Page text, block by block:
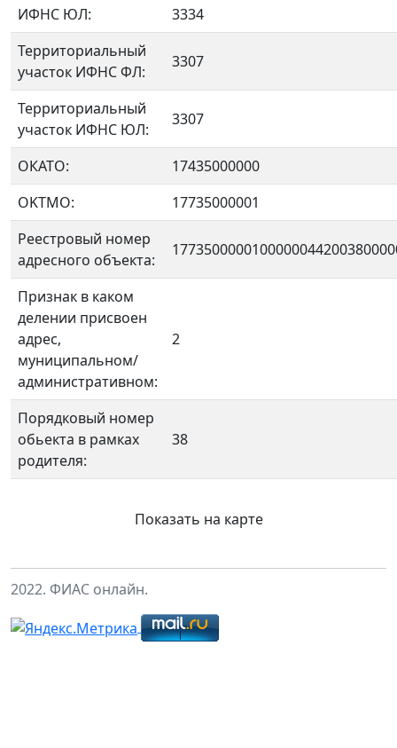
ИФНС ЮЛ:
3334
Территориальный
участок ИФНС ФЛ:
3307
Территориальный
участок ИФНС ЮЛ:
3307
ОКАТО:
17435000000
OKTMO:
17735000001
Реестровый номер
адресного объекта:
Признак в каком
делении присвоен
адрес,
муниципальном/
административном:
2
Порядковый номер
обьекта в рамках
родителя:
38
Показать на карте
2022. ФИАС онлайн.